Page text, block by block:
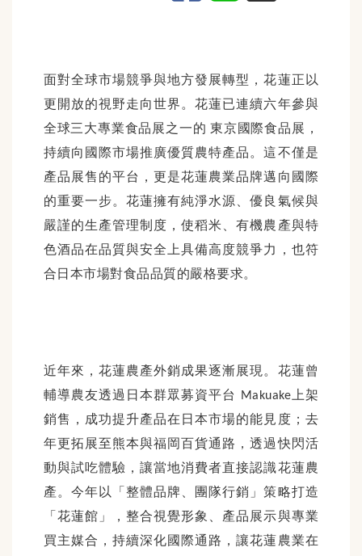
面對全球市場競爭與地方發展轉型，花蓮正以
更開放的視野走向世界。花蓮已連續六年參與
全球三大專業食品展之一的 東京國際食品展，
持續向國際市場推廣優質農特產品。這不僅是
產品展售的平台，更是花蓮農業品牌邁向國際
的重要一步。花蓮擁有純淨水源、優良氣候與
嚴謹的生產管理制度，使稻米、有機農產與特
色酒品在品質與安全上具備高度競爭力，也符
合日本市場對食品品質的嚴格要求。
近年來，花蓮農產外銷成果逐漸展現。花蓮曾
輔導農友透過日本群眾募資平台
Makuake 上架
銷售，成功提升產品在日本市場的能見度；去
年更拓展至熊本與福岡百貨通路，透過快閃活
動與試吃體驗，讓當地消費者直接認識花蓮農
產。今年以「整體品牌、團隊行銷」策略打造
「花蓮館」，整合視覺形象、產品展示與專業
買主媒合，持續深化國際通路，讓花蓮農業在